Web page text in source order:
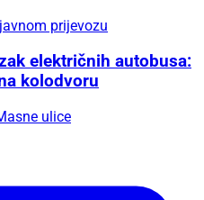
prijevozu
električnih autobusa:
kolodvoru
ulice